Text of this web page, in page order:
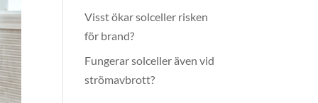
Visst ökar solceller risken
för brand?
Fungerar solceller även vid
strömavbrott?